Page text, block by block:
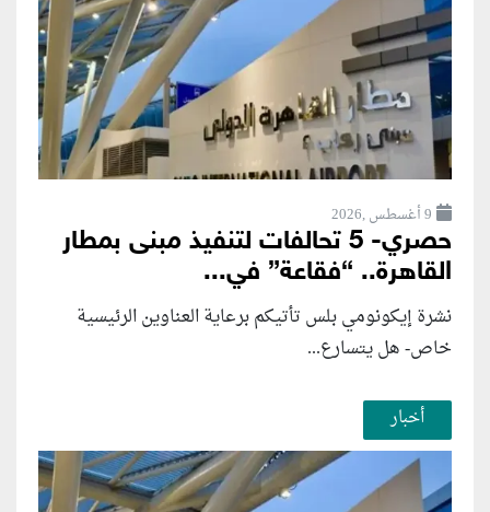
9 أغسطس ,2026
حصري- 5 تحالفات لتنفيذ مبنى بمطار
القاهرة.. “فقاعة” في...
نشرة إيكونومي بلس تأتيكم برعاية العناوين الرئيسية
خاص- هل يتسارع...
أخبار